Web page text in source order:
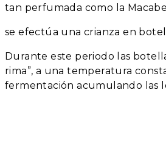
tan perfumada como la
se efectúa una crianza en
Durante este periodo las
rima”, a una temperatura
fermentación acumulando las